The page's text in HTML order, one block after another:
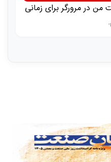
من در مرورگر برای زمانی